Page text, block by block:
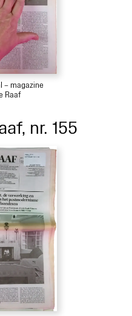
– magazine
Raaf
nr. 155